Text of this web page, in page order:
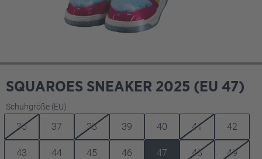
SQUAROES SNEAKER 2025 (EU 47)
Schuhgröße (EU)
36 37 38 39 40 41 42
43 44 45 46 47 48 49